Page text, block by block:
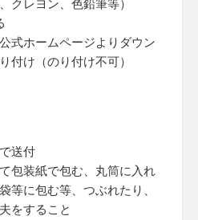
クレヨン、色鉛筆等）
式ホームページよりダウン
付け（のり付け不可）
送付
包装紙で包む、丸筒に入れ
等に包む等、つぶれたり、
をすること